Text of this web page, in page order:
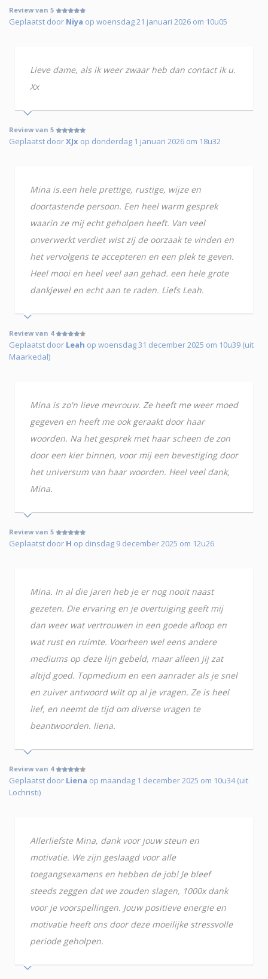
Review van 5
Geplaatst door Niya op woensdag 21 januari 2026 om 10u05
Lieve dame, als ik weer zwaar heb dan contact ik u.
Xx
Review van 5
Geplaatst doorXJx op donderdag 1 januari 2026 om 18u32
Mina is.een hele prettige, rustige, wijze en
doortastende persoon. Een heel warm gesprek
waarin ze mij echt geholpen heeft. Van veel
onverwerkt verdiet wist zij de oorzaak te vinden en
het vervolgens te accepteren en een plek te geven.
Heel mooi en heel veel aan gehad. een hele grote
dankjewel en echt aan te raden. Liefs Leah.
Review van 4
Geplaatst door Leah op woensdag 31 december 2025 om 10u39 (uit
Maarkedal)
Mina is zo'n lieve mevrouw. Ze heeft me weer moed
gegeven en heeft me ook geraakt door haar
woorden. Na het gesprek met haar scheen de zon
door een kier binnen, voor mij een bevestiging door
het universum van haar woorden. Heel veel dank,
Mina.
Review van 5
Geplaatst door H op dinsdag 9 december 2025 om 12u26
Mina. In al die jaren heb je er nog nooit naast
gezeten. Die ervaring en je overtuiging geeft mij
dan weer wat vertrouwen in een goede afloop en
wat rust en ruimte. Voorheen wel eens andere
mediums op deze lijn gebeld, maar alleen jij zat
altijd goed. Topmedium en een aanrader als je snel
en zuiver antwoord wilt op al je vragen. Ze is heel
lief, en neemt de tijd om diverse vragen te
beantwoorden. liena.
Review van 4
Geplaatst door Liena op maandag 1 december 2025 om 10u34 (uit
Lochristi)
Allerliefste Mina, dank voor jouw steun en
motivatie. We zijn geslaagd voor alle
toegangsexamens en hebben de job! Je bleef
steeds zeggen dat we zouden slagen, 1000x dank
voor je voorspellingen. Jouw positieve energie en
motivatie heeft ons door deze moeilijke stressvolle
periode geholpen.